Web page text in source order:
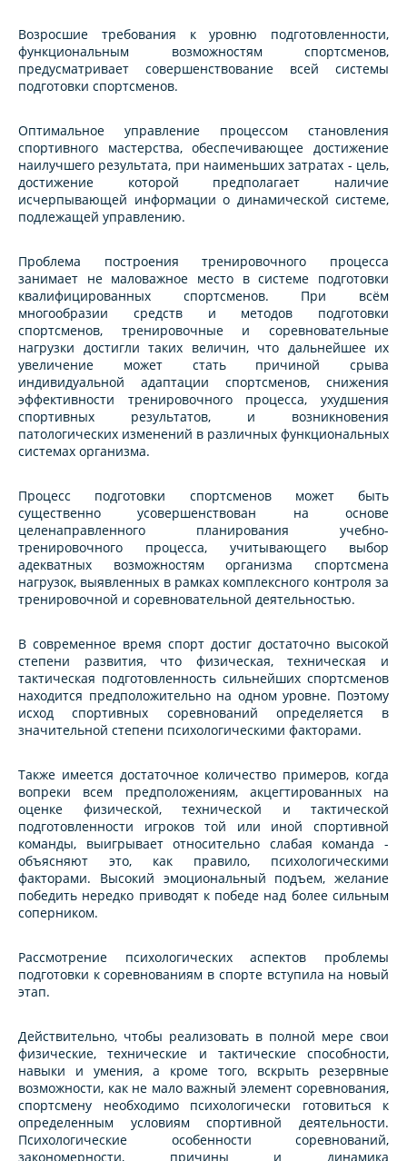
Возросшие требования к уровню подготовленности,
функциональным возможностям спортсменов,
предусматривает совершенствование всей системы
подготовки спортсменов.
Оптимальное управление процессом становления
спортивного мастерства, обеспечивающее достижение
наилучшего результата, при наименьших затратах - цель,
достижение которой предполагает наличие
исчерпывающей информации о динамической системе,
подлежащей управлению.
Проблема построения тренировочного процесса
занимает не маловажное место в системе подготовки
квалифицированных спортсменов. При всём
многообразии средств и методов подготовки
спортсменов, тренировочные и соревновательные
нагрузки достигли таких величин, что дальнейшее их
увеличение может стать причиной срыва
индивидуальной адаптации спортсменов, снижения
эффективности тренировочного процесса, ухудшения
спортивных результатов, и возникновения
патологических изменений в различных функциональных
системах организма.
Процесс подготовки спортсменов может быть
существенно усовершенствован на основе
целенаправленного планирования учебно-
тренировочного процесса, учитывающего выбор
адекватных возможностям организма спортсмена
нагрузок, выявленных в рамках комплексного контроля за
тренировочной и соревновательной деятельностью.
В современное время спорт достиг достаточно высокой
степени развития, что физическая, техническая и
тактическая подготовленность сильнейших спортсменов
находится предположительно на одном уровне. Поэтому
исход спортивных соревнований определяется в
значительной степени психологическими факторами.
Также имеется достаточное количество примеров, когда
вопреки всем предположениям, акцегтированных на
оценке физической, технической и тактической
подготовленности игроков той или иной спортивной
команды, выигрывает относительно слабая команда -
объясняют это, как правило, психологическими
факторами. Высокий эмоциональный подъем, желание
победить нередко приводят к победе над более сильным
соперником.
Рассмотрение психологических аспектов проблемы
подготовки к соревнованиям в спорте вступила на новый
этап.
Действительно, чтобы реализовать в полной мере свои
физические, технические и тактические способности,
навыки и умения, а кроме того, вскрыть резервные
возможности, как не мало важный элемент соревнования,
спортсмену необходимо психологически готовиться к
определенным условиям спортивной деятельности.
Психологические особенности соревнований,
закономерности, причины и динамика